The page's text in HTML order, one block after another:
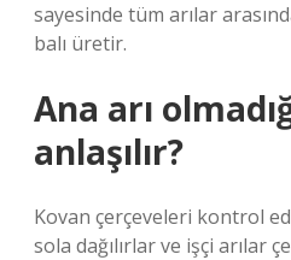
sayesinde tüm arılar
balı üretir.
Ana arı
anlaşılır?
Kovan çerçeveleri kontrol
sola dağılırlar ve işçi arılar